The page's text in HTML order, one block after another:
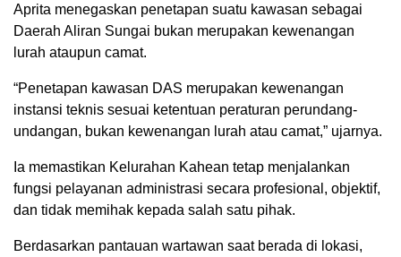
Aprita menegaskan penetapan suatu kawasan sebagai
Daerah Aliran Sungai bukan merupakan kewenangan
lurah ataupun camat.
“Penetapan kawasan DAS merupakan kewenangan
instansi teknis sesuai ketentuan peraturan perundang-
undangan, bukan kewenangan lurah atau camat,” ujarnya.
Ia memastikan Kelurahan Kahean tetap menjalankan
fungsi pelayanan administrasi secara profesional, objektif,
dan tidak memihak kepada salah satu pihak.
Berdasarkan pantauan wartawan saat berada di lokasi,